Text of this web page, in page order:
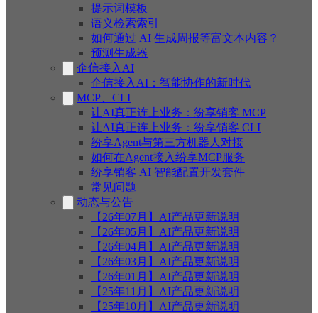
提示词模板
语义检索索引
如何通过 AI 生成周报等富文本内容？
预测生成器
企信接入AI
企信接入AI：智能协作的新时代
MCP、CLI
让AI真正连上业务：纷享销客 MCP
让AI真正连上业务：纷享销客 CLI
纷享Agent与第三方机器人对接
如何在Agent接入纷享MCP服务
纷享销客 AI 智能配置开发套件
常见问题
动态与公告
【26年07月】AI产品更新说明
【26年05月】AI产品更新说明
【26年04月】AI产品更新说明
【26年03月】AI产品更新说明
【26年01月】AI产品更新说明
【25年11月】AI产品更新说明
【25年10月】AI产品更新说明